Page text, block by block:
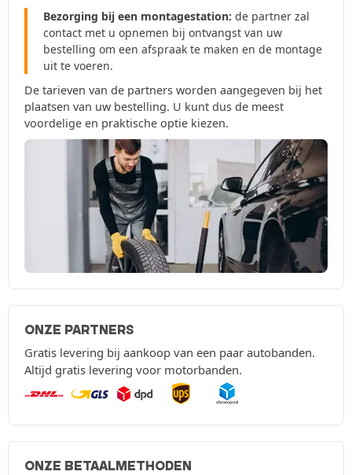
Bezorging bij een montagestation: de partner zal
contact met u opnemen bij ontvangst van uw
bestelling om een afspraak te maken en de montage
uit te voeren.
De tarieven van de partners worden aangegeven bij het
plaatsen van uw bestelling. U kunt dus de meest
voordelige en praktische optie kiezen.
ONZE PARTNERS
Gratis levering bij aankoop van een paar autobanden.
Altijd gratis levering voor motorbanden.
ONZE BETAALMETHODEN